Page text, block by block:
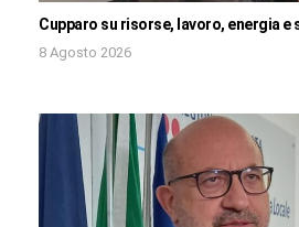
Cupparo su risorse, lavoro, energia e
8 Agosto 2026